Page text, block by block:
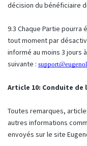
décision du bénéficiaire
9.3 Chaque Partie
tout moment par
informé au moins 3 jours
suivante :
Article 10: Conduite
Toutes remarques,
autres informations
envoyés sur le site